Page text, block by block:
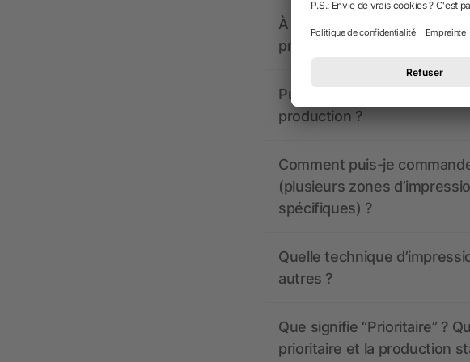
À quoi doivent ressembler
propose-t-il un service pour
Puis-je voir à quoi
production ?
Comment puis-je
(plusieurs zones
spécifiques) ?
Quelle technique
autres ?
Que signifie “Prioritaire” ?
prioritaire et la production